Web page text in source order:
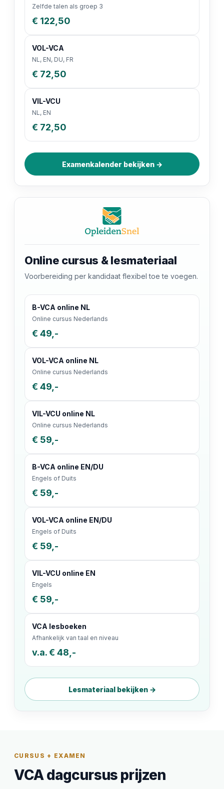
Zelfde talen als groep 3
€ 122,50
VOL-VCA
NL, EN, DU, FR
€ 72,50
VIL-VCU
NL, EN
€ 72,50
Examenkalender bekijken →
Online cursus & lesmateriaal
Voorbereiding per kandidaat flexibel toe te voegen.
B-VCA online NL
Online cursus Nederlands
€ 49,-
VOL-VCA online NL
Online cursus Nederlands
€ 49,-
VIL-VCU online NL
Online cursus Nederlands
€ 59,-
B-VCA online EN/DU
Engels of Duits
€ 59,-
VOL-VCA online EN/DU
Engels of Duits
€ 59,-
VIL-VCU online EN
Engels
€ 59,-
VCA lesboeken
Afhankelijk van taal en niveau
v.a. € 48,-
Lesmateriaal bekijken →
CURSUS + EXAMEN
VCA dagcursus prijzen